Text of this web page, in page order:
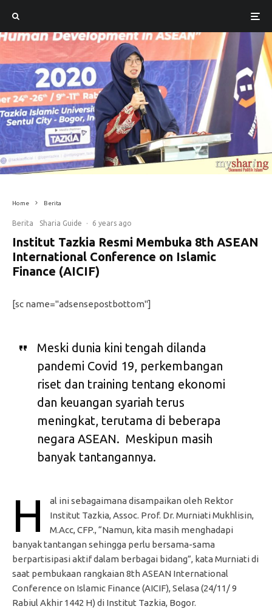
Home Berita
Berita Sharia Guide · 6 years ago
Institut Tazkia Resmi Membuka 8th ASEAN
International Conference on Islamic
Finance (AICIF)
[sc name="adsensepostbottom"]
Meski dunia kini tengah dilanda
pandemi Covid 19, perkembangan
riset dan training tentang ekonomi
dan keuangan syariah terus
meningkat, terutama di beberapa
negara ASEAN. Meskipun masih
banyak tantangannya.
H
al ini sebagaimana disampaikan oleh Rektor
Institut Tazkia, Assoc. Prof. Dr. Murniati Mukhlisin,
M.Acc, CFP., “Namun, kita masih menghadapi
banyak tantangan sehingga perlu bersama-sama
berpartisipasi aktif dalam berbagai bidang”, kata Murniati di
saat pembukaan rangkaian 8th ASEAN International
Conference on Islamic Finance (AICIF), Selasa (24/11/ 9
Rabiul Akhir 1442 H) di Institut Tazkia, Bogor.